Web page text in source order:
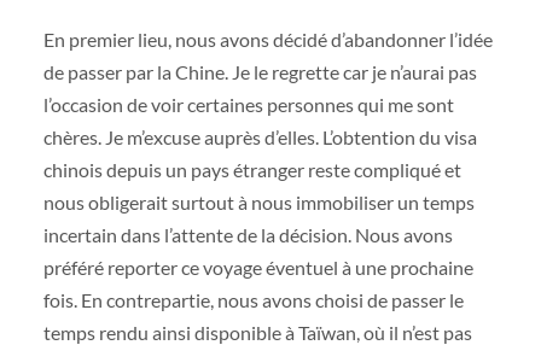
En premier lieu, nous avons décidé d’abandonner l’idée
de passer par la Chine. Je le regrette car je n’aurai pas
l’occasion de voir certaines personnes qui me sont
chères. Je m’excuse auprès d’elles. L’obtention du visa
chinois depuis un pays étranger reste compliqué et
nous obligerait surtout à nous immobiliser un temps
incertain dans l’attente de la décision. Nous avons
préféré reporter ce voyage éventuel à une prochaine
fois. En contrepartie, nous avons choisi de passer le
temps rendu ainsi disponible à Taïwan, où il n’est pas